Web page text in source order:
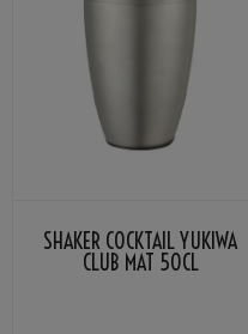
SHAKER COCKTAIL YUKIWA
CLUB MAT 50CL